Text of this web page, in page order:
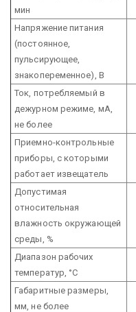
мин
Напряжение питания
(постоянное,
пульсирующее,
знакопеременное), В
Ток, потребляемый в
дежурном режиме, мА,
не более
Приемно-контрольные
приборы, с которыми
работает извещатель
Допустимая
относительная
влажность окружающей
среды, %
Диапазон рабочих
температур, °С
Габаритные размеры,
мм, не более